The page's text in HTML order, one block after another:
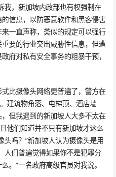
我，新加坡内政部也有权强制在
信息，以防恶意软件和黑客侵害
一直声称，类似的规定可以强行
要的行业交出威胁性信息，但遭
府对私有安全事务的粗暴干预，
比摄像头网络更普遍了，警方在
建筑物角落、电梯顶、酒店墙
但我遇到的新加坡人大多不太在
他们知道并不只有新加坡才这么
头吗？”新加坡人认为摄像头是用
人们普遍觉得如果你不是犯罪分
。”一名政府高级官员对我说。